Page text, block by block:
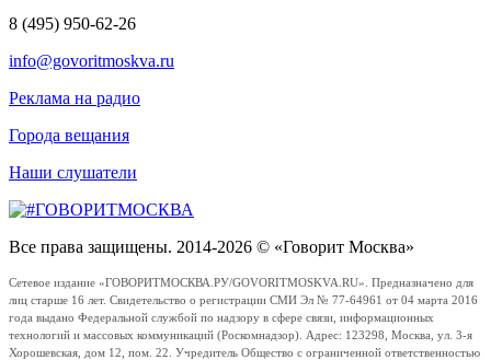
8 (495) 950-62-26
info@govoritmoskva.ru
Реклама на радио
Города вещания
Наши слушатели
Все права защищены. 2014-2026 © «Говорит Москва»
Сетевое издание «ГОВОРИТМОСКВА.РУ/GOVORITMOSKVA.RU». Предназначено для
лиц старше 16 лет. Свидетельство о регистрации СМИ Эл № 77-64961 от 04 марта 2016
года выдано Федеральной службой по надзору в сфере связи, информационных
технологий и массовых коммуникаций (Роскомнадзор). Адрес: 123298, Москва, ул. 3-я
Хорошевская, дом 12, пом. 22. Учредитель Общество с ограниченной ответственностью